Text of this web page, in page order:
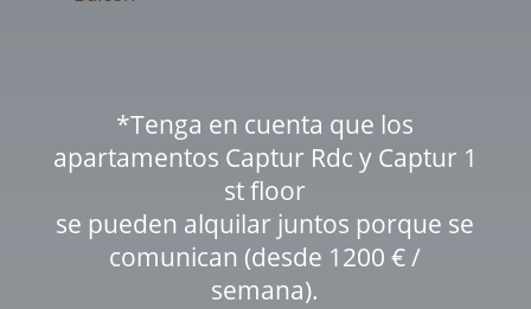
*Tenga en cuenta que los
apartamentos Captur Rdc y Captur 1
st floor
se pueden alquilar juntos porque se
comunican (desde 1200 € /
semana).